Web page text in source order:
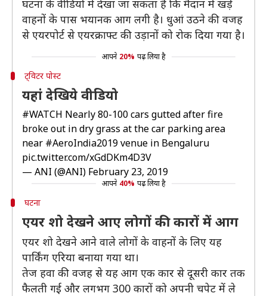
घटना के वीडियो में देखा जा सकता है कि मैदान में खड़े
वाहनों के पास भयानक आग लगी है। धुआं उठने की वजह
से एयरपोर्ट से एयरक्राफ्ट की उड़ानों को रोक दिया गया है।
आपने 20% पढ़ लिया है
ट्विटर पोस्ट
यहां देखिये वीडियो
#WATCH Nearly 80-100 cars gutted after fire
broke out in dry grass at the car parking area
near #AeroIndia2019venue in Bengaluru
pic.twitter.com/xGdDKm4D3V
— ANI (@ANI) February 23, 2019
आपने 40% पढ़ लिया है
घटना
एयर शो देखने आए लोगों की कारों में आग
एयर शो देखने आने वाले लोगों के वाहनों के लिए यह
पार्किंग एरिया बनाया गया था।
तेज हवा की वजह से यह आग एक कार से दूसरी कार तक
फैलती गई और लगभग 300 कारों को अपनी चपेट में ले